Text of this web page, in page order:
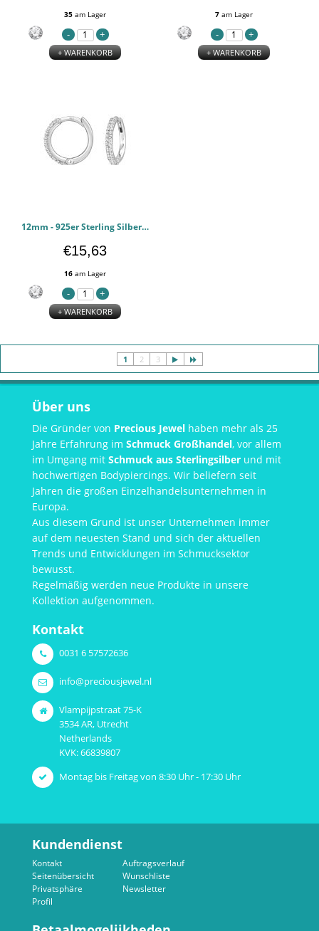
35 am Lager
+ WARENKORB
7 am Lager
+ WARENKORB
12mm - 925er Sterling Silber Huggie Hoops PCJW50221
€15,63
16 am Lager
+ WARENKORB
1 2 3
Über uns
Die Gründer von Precious Jewel haben mehr als 25
Jahre Erfahrung im Schmuck Großhandel, vor allem
im Umgang mit Schmuck aus Sterlingsilber und mit
hochwertigen Bodypiercings. Wir beliefern seit
Jahren die großen Einzelhandelsunternehmen in
Europa.
Aus diesem Grund ist unser Unternehmen immer
auf dem neuesten Stand und sich der aktuellen
Trends und Entwicklungen im Schmucksektor
bewusst.
Regelmäßig werden neue Produkte in unsere
Kollektion aufgenommen.
Kontakt
0031 6 57572636
info@preciousjewel.nl
Vlampijpstraat 75-K
3534 AR, Utrecht
Netherlands
KVK: 66839807
Montag bis Freitag von 8:30 Uhr - 17:30 Uhr
Kundendienst
Kontakt
Seitenübersicht
Privatsphäre
Profil
Auftragsverlauf
Wunschliste
Newsletter